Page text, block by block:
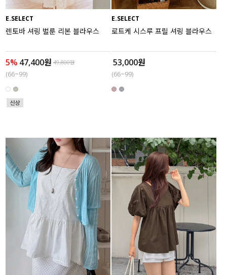
아우터
스커트
언더웨어/파자마
코디템
FIT ZOOM
E.SELECT
렌토바 셔링 벌룬 리본 블라우스
5% 47,400원 49,800원
(66~99)
E.SELECT
로트케 시스루 프릴 셔링 블라우스
53,000원
(66~99)